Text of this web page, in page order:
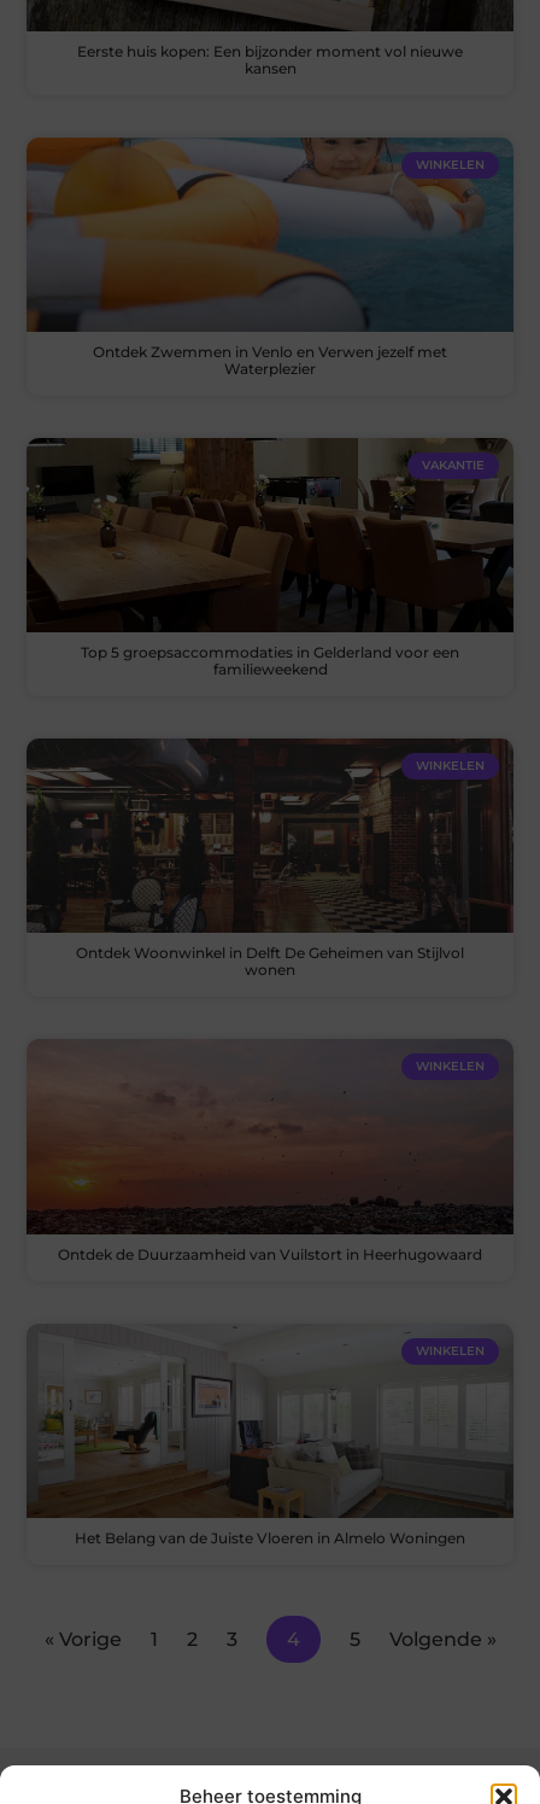
Beheer toestemming
Eerste huis kopen: Een bijzonder moment vol nieuwe
kansen
WINKELEN
Ontdek Zwemmen in Venlo en Verwen jezelf met
Waterplezier
VAKANTIE
Top 5 groepsaccommodaties in Gelderland voor een
familieweekend
WINKELEN
Ontdek Woonwinkel in Delft De Geheimen van Stijlvol
wonen
WINKELEN
Ontdek de Duurzaamheid van Vuilstort in Heerhugowaard
WINKELEN
Het Belang van de Juiste Vloeren in Almelo Woningen
« Vorige 1 2 3 4 5 Volgende »